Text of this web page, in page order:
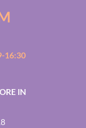
16:30
IN